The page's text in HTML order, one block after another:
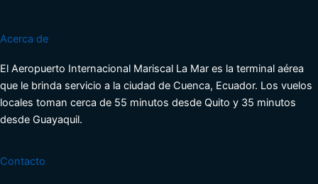
Acerca de
El Aeropuerto Internacional Mariscal La Mar es la terminal aérea
que le brinda servicio a la ciudad de Cuenca, Ecuador. Los vuelos
locales toman cerca de 55 minutos desde Quito y 35 minutos
desde Guayaquil.
Contacto